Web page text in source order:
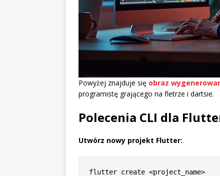
Powyżej znajduje się obraz
programistę grającego na fletrze i dartsie.
Polecenia CLI dla
Utwórz nowy projekt Flutter: